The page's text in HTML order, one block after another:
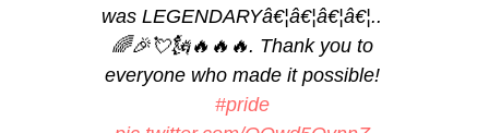
was LEGENDARYâ€¦â€¦â€¦â€¦..
🌈🎉💘🗽🔥🔥🔥. Thank you to
everyone who made it possible!
#pride